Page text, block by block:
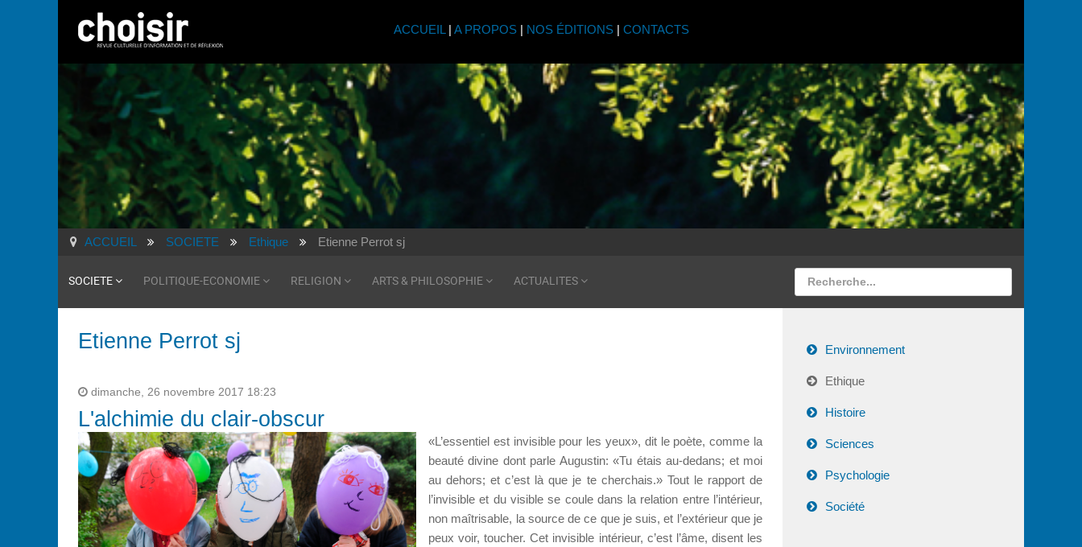
ACCUEIL | A PROPOS| NOS ÉDITIONS| CONTACTS
ACCUEIL SOCIETE Ethique Etienne Perrot sj
SOCIETE POLITIQUE-ECONOMIE RELIGION ARTS & PHILOSOPHIE ACTUALITES
Etienne Perrot sj
dimanche, 26 novembre 2017 18:23
L'alchimie du clair-obscur
«L’essentiel est invisible pour les yeux», dit le poète, comme la
beauté divine dont parle Augustin: «Tu étais au-dedans; et moi
au dehors; et c’est là que je te cherchais.» Tout le rapport de
l’invisible et du visible se coule dans la relation entre l’intérieur,
non maîtrisable, la source de ce que je suis, et l’extérieur que je
peux voir, toucher. Cet invisible intérieur, c’est l’âme, disent les
Environnement
Ethique
Histoire
Sciences
Psychologie
Société